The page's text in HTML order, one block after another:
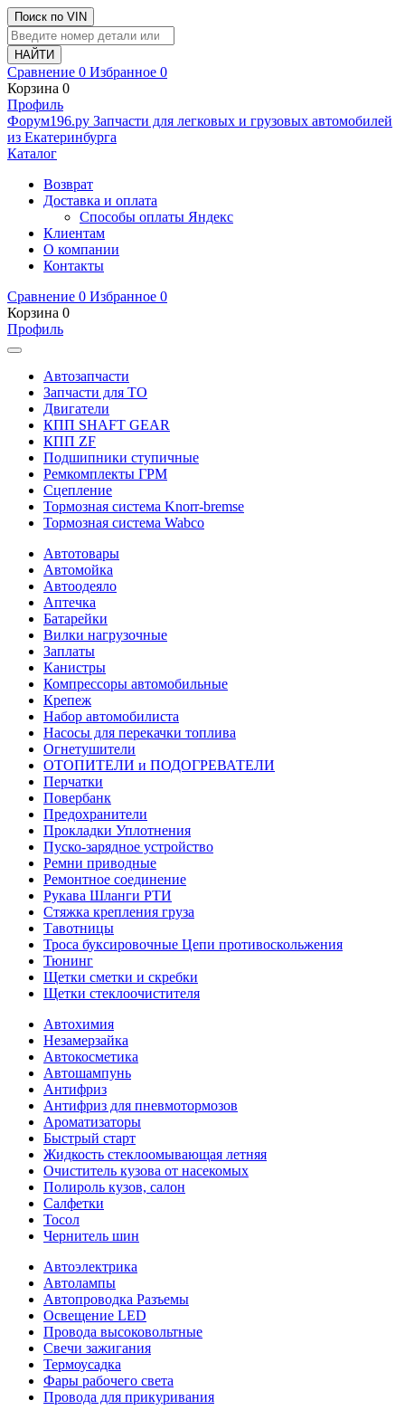
Поиск по VIN
Сравнение 0 Избранное 0
Корзина 0
Профиль
Фoрум196.ру Запчасти для легковых и грузовых автомобилей
из Екатеринбурга
Каталог
Возврат
Доставка и оплата
Способы оплаты Яндекс
Клиентам
О компании
Контакты
Сравнение 0 Избранное 0
Корзина 0
Профиль
Автозапчасти
Запчасти для ТО
Двигатели
КПП SHAFT GEAR
КПП ZF
Подшипники ступичные
Ремкомплекты ГРМ
Сцепление
Тормозная система Knorr-bremse
Тормозная система Wabco
Автотовары
Автомойка
Автоодеяло
Аптечка
Батарейки
Вилки нагрузочные
Заплаты
Канистры
Компрессоры автомобильные
Крепеж
Набор автомобилиста
Насосы для перекачки топлива
Огнетушители
ОТОПИТЕЛИ и ПОДОГРЕВАТЕЛИ
Перчатки
Повербанк
Предохранители
Прокладки Уплотнения
Пуско-зарядное устройство
Ремни приводные
Ремонтное соединение
Рукава Шланги РТИ
Стяжка крепления груза
Тавотницы
Троса буксировочные Цепи противоскольжения
Тюнинг
Щетки сметки и скребки
Щетки стеклоочистителя
Автохимия
Незамерзайка
Автокосметика
Автошампунь
Антифриз
Антифриз для пневмотормозов
Ароматизаторы
Быстрый старт
Жидкость стеклоомывающая летняя
Очиститель кузова от насекомых
Полироль кузов, салон
Салфетки
Тосол
Чернитель шин
Автоэлектрика
Автолампы
Автопроводка Разъемы
Освещение LED
Провода высоковольтные
Свечи зажигания
Термоусадка
Фары рабочего света
Провода для прикуривания